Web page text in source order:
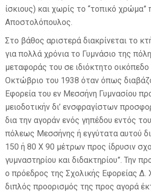
ίσκιους) και χωρίς το “τοπικό χρώμα”
Αποστολόπουλος.
Στο βάθος αριστερά διακρίνεται το
για πολλά χρόνια το Γυμνάσιο της
μεταφοράς του σε ιδιόκτητο οικόπεδο
Οκτώβριο του 1938 όταν όπως
Εφορεία του εν Μεσσήνη Γυμνασίου
μειοδοτικήν δι’ ενσφραγίστων
δια την αγοράν ενός γηπέδου εντός
πόλεως Μεσσήνης ή εγγύτατα αυτού
150 ή 80 Χ 90 μέτρων προς ίδρυσιν
γυμναστηρίου και διδακτηρίου”. Την
ο πρόεδρος της Σχολικής Εφορείας Δ.
διπλός προορισμός της προς αγορά